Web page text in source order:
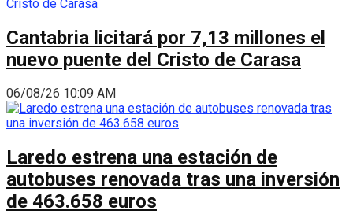
Cantabria licitará por 7,13 millones el
nuevo puente del Cristo de Carasa
06/08/26 10:09 AM
Laredo estrena una estación de
autobuses renovada tras una inversión
de 463.658 euros